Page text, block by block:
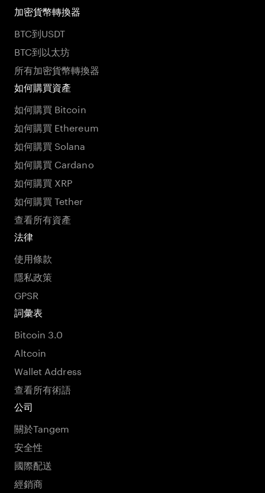
加密貨幣轉換器
BTC到USDT
BTC到以太坊
所有加密貨幣轉換器
如何購買資產
如何購買 Bitcoin
如何購買 Ethereum
如何購買 Solana
如何購買 Cardano
如何購買 XRP
如何購買 Tether
查看所有資產
法律
使用條款
隱私政策
GPSR
詞彙表
Bitcoin 3.0
Altcoin
Wallet Address
查看所有術語
公司
關於Tangem
安全性
國際配送
經銷商